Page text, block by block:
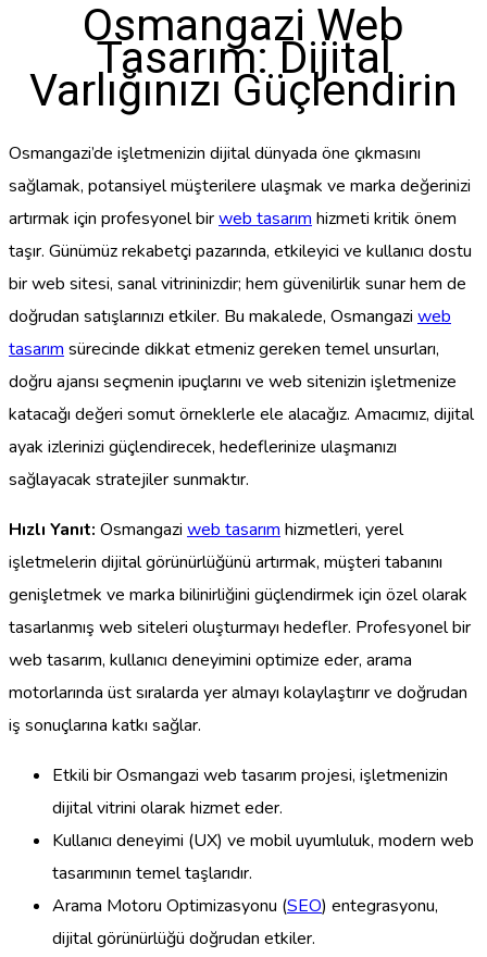
Osmangazi Web
Tasarım: Dijital
Varlığınızı Güçlendirin
Osmangazi’de işletmenizin dijital dünyada öne çıkmasını
sağlamak, potansiyel müşterilere ulaşmak ve marka değerinizi
artırmak için profesyonel birweb tasarım hizmeti kritik önem
taşır. Günümüz rekabetçi pazarında, etkileyici ve kullanıcı dostu
bir web sitesi, sanal vitrininizdir; hem güvenilirlik sunar hem de
doğrudan satışlarınızı etkiler. Bu makalede, Osmangazi web
tasarım sürecinde dikkat etmeniz gereken temel unsurları,
doğru ajansı seçmenin ipuçlarını ve web sitenizin işletmenize
katacağı değeri somut örneklerle ele alacağız. Amacımız, dijital
ayak izlerinizi güçlendirecek, hedeflerinize ulaşmanızı
sağlayacak stratejiler sunmaktır.
Hızlı Yanıt: Osmangazi web tasarım hizmetleri, yerel
işletmelerin dijital görünürlüğünü artırmak, müşteri tabanını
genişletmek ve marka bilinirliğini güçlendirmek için özel olarak
tasarlanmış web siteleri oluşturmayı hedefler. Profesyonel bir
web tasarım, kullanıcı deneyimini optimize eder, arama
motorlarında üst sıralarda yer almayı kolaylaştırır ve doğrudan
iş sonuçlarına katkı sağlar.
Etkili bir Osmangazi web tasarım projesi, işletmenizin
dijital vitrini olarak hizmet eder.
Kullanıcı deneyimi (UX) ve mobil uyumluluk, modern web
tasarımının temel taşlarıdır.
Arama Motoru Optimizasyonu (SEO) entegrasyonu,
dijital görünürlüğü doğrudan etkiler.